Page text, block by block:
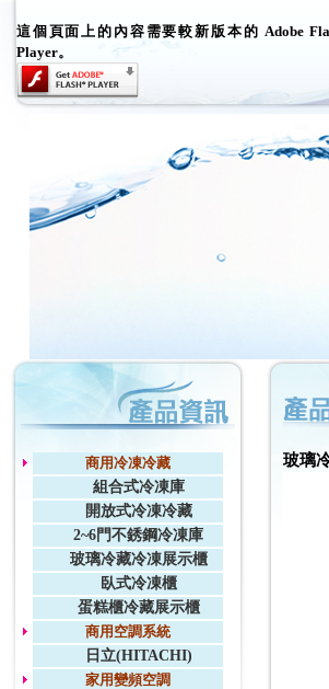
這個頁面上的內容需要較新版本的 Adobe
Player。
商用冷凍冷藏
組合式冷凍庫
開放式冷凍冷藏
2~6門不銹鋼冷凍庫
玻璃冷藏冷凍展示櫃
臥式冷凍櫃
蛋糕櫃冷藏展示櫃
商用空調系統
日立(HITACHI)
家用變頻空調
玻璃